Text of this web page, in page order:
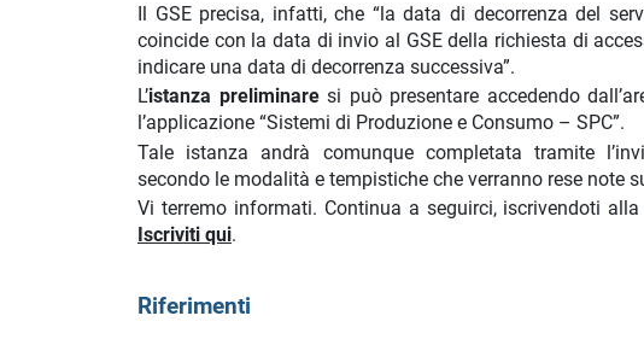
Il GSE precisa, infatti, che “la data di decorrenza del
coincide con la data di invio al GSE della richiesta di
indicare una data di decorrenza successiva”.
L’istanza preliminaresi può presentare accedendo
l’applicazione “Sistemi di Produzione e Consumo – SPC”.
Tale istanza andrà comunque completata tramite
secondo le modalità e tempistiche che verranno rese note
Vi terremo informati. Continua a seguirci, iscrivendoti
Iscriviti qui.
Riferimenti